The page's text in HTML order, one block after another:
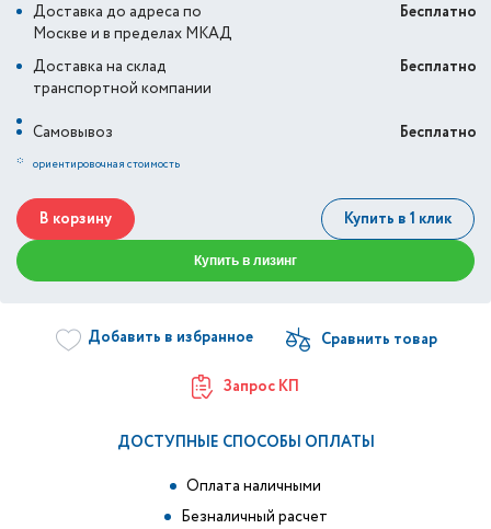
Доставка до адреса по
Москве и в пределах МКАД
Бесплатно
Доставка на склад
транспортной компании
Бесплатно
Самовывоз
Бесплатно
* ориентировочная стоимость
В корзину Купить в 1 клик
Купить в лизинг
Добавить в избранное
Запрос КП
ДОСТУПНЫЕ СПОСОБЫ ОПЛАТЫ
Оплата наличными
Безналичный расчет